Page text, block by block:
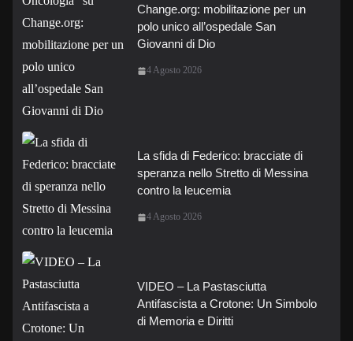
Change.org: mobilitazione per un
polo unico all’ospedale San
Giovanni di Dio
4 Agosto 2026
La sfida di Federico: bracciate di
speranza nello Stretto di Messina
contro la leucemia
4 Agosto 2026
VIDEO – La Pastasciutta
Antifascista a Crotone: Un Simbolo
di Memoria e Diritti